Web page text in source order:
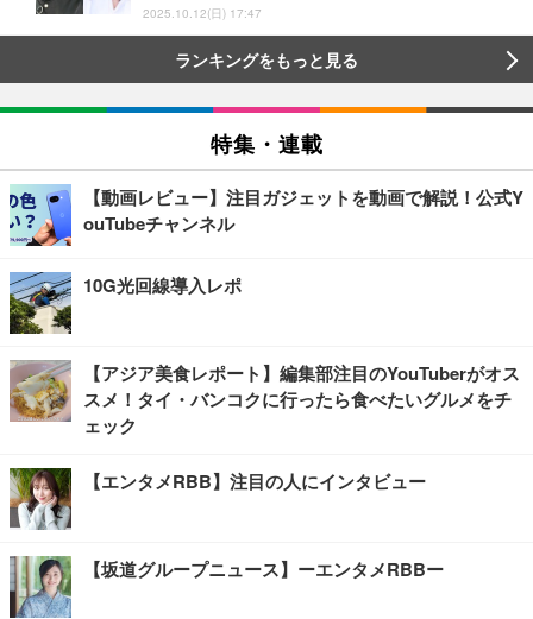
2025.10.12(日) 17:47
ランキングをもっと見る
特集・連載
【動画レビュー】注目ガジェットを動画で解説！公式Y
ouTubeチャンネル
10G光回線導入レポ
【アジア美食レポート】編集部注目のYouTuberがオス
スメ！タイ・バンコクに行ったら食べたいグルメをチ
ェック
【エンタメRBB】注目の人にインタビュー
【坂道グループニュース】ーエンタメRBBー